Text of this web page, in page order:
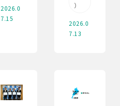
2026.0
7.15
）
2026.0
7.13